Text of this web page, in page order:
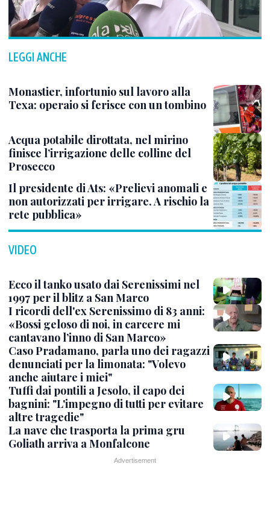
LEGGI ANCHE
Monastier, infortunio sul lavoro alla
Texa: operaio si ferisce con un tombino
Acqua potabile dirottata, nel mirino
finisce l’irrigazione delle colline del
Prosecco
Il presidente di Ats: «Prelievi anomali e
non autorizzati per irrigare. A rischio la
rete pubblica»
VIDEO
Ecco il tanko usato dai Serenissimi nel
1997 per il blitz a San Marco
I ricordi dell'ex Serenissimo di 83 anni:
«Bossi geloso di noi, in carcere mi
cantavano l’inno di San Marco»
Caso Pradamano, parla uno dei ragazzi
denunciati per la limonata: "Volevo
anche aiutare i miei"
Tuffi dai pontili a Jesolo, il capo dei
bagnini: "L'impegno di tutti per evitare
altre tragedie"
La nave che trasporta la prima gru
Goliath arriva a Monfalcone